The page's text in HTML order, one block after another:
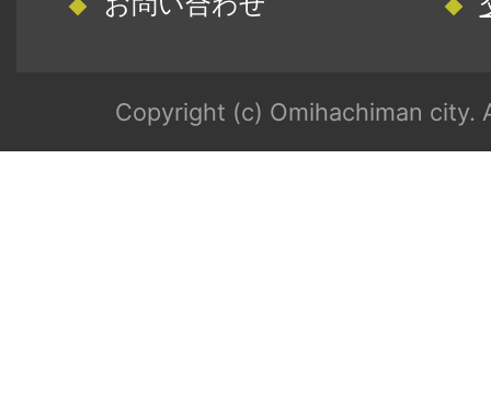
Copyright (c) Omihachiman city.